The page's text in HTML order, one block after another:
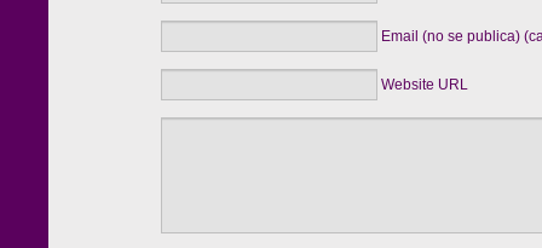
Email (no se publica)
Website URL